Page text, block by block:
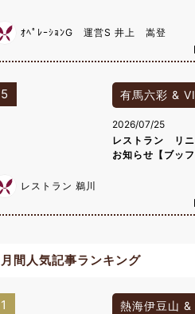
ｵﾍﾟﾚｰｼｮﾝG 運営S 井上 嵩登
5 有馬六彩 &
2026/07/25
レストラン リニ
お知らせ【ブッフ
レストラン 鵜川
月間人気記事ランキング
1 熱海伊豆山